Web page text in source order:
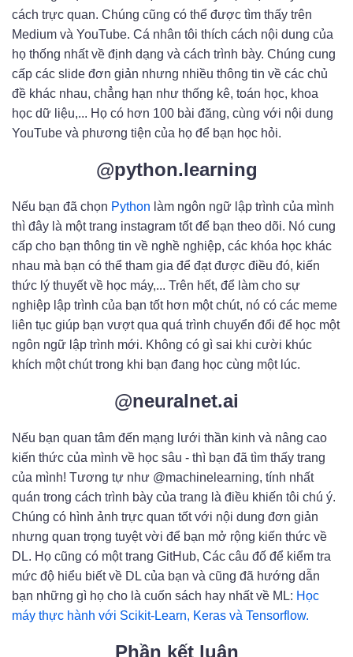
cách trực quan. Chúng cũng có thể được tìm thấy trên
Medium và YouTube. Cá nhân tôi thích cách nội dung của
họ thống nhất về định dạng và cách trình bày. Chúng cung
cấp các slide đơn giản nhưng nhiều thông tin về các chủ
đề khác nhau, chẳng hạn như thống kê, toán học, khoa
học dữ liệu,... Họ có hơn 100 bài đăng, cùng với nội dung
YouTube và phương tiện của họ để bạn học hỏi.
@python.learning
Nếu bạn đã chọn Python làm ngôn ngữ lập trình của mình
thì đây là một trang instagram tốt để bạn theo dõi. Nó cung
cấp cho bạn thông tin về nghề nghiệp, các khóa học khác
nhau mà bạn có thể tham gia để đạt được điều đó, kiến ​​
thức lý thuyết về học máy,... Trên hết, để làm cho sự
nghiệp lập trình của bạn tốt hơn một chút, nó có các meme
liên tục giúp bạn vượt qua quá trình chuyển đổi để học một
ngôn ngữ lập trình mới. Không có gì sai khi cười khúc
khích một chút trong khi bạn đang học cùng một lúc.
@neuralnet.ai
Nếu bạn quan tâm đến mạng lưới thần kinh và nâng cao
kiến ​​thức của mình về học sâu - thì bạn đã tìm thấy trang
của mình! Tương tự như @machinelearning, tính nhất
quán trong cách trình bày của trang là điều khiến tôi chú ý.
Chúng có hình ảnh trực quan tốt với nội dung đơn giản
nhưng quan trọng tuyệt vời để bạn mở rộng kiến ​​thức về
DL. Họ cũng có một trang GitHub, Các câu đố để kiểm tra
mức độ hiểu biết về DL của bạn và cũng đã hướng dẫn
bạn những gì họ cho là cuốn sách hay nhất về ML: Học
máy thực hành với Scikit-Learn, Keras và Tensorflow.
Phần kết luận